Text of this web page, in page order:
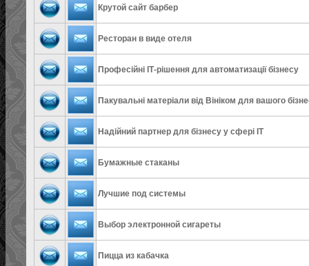
Крутой сайт барбер
Ресторан в виде отеля
Професійні ІТ-рішення для автоматизації бізнесу
Пакувальні матеріали від Вініком для вашого
Надійний партнер для бізнесу у сфері IT
Бумажные стаканы
Лучшие под системы
Выбор электронной сигареты
Пицца из кабачка